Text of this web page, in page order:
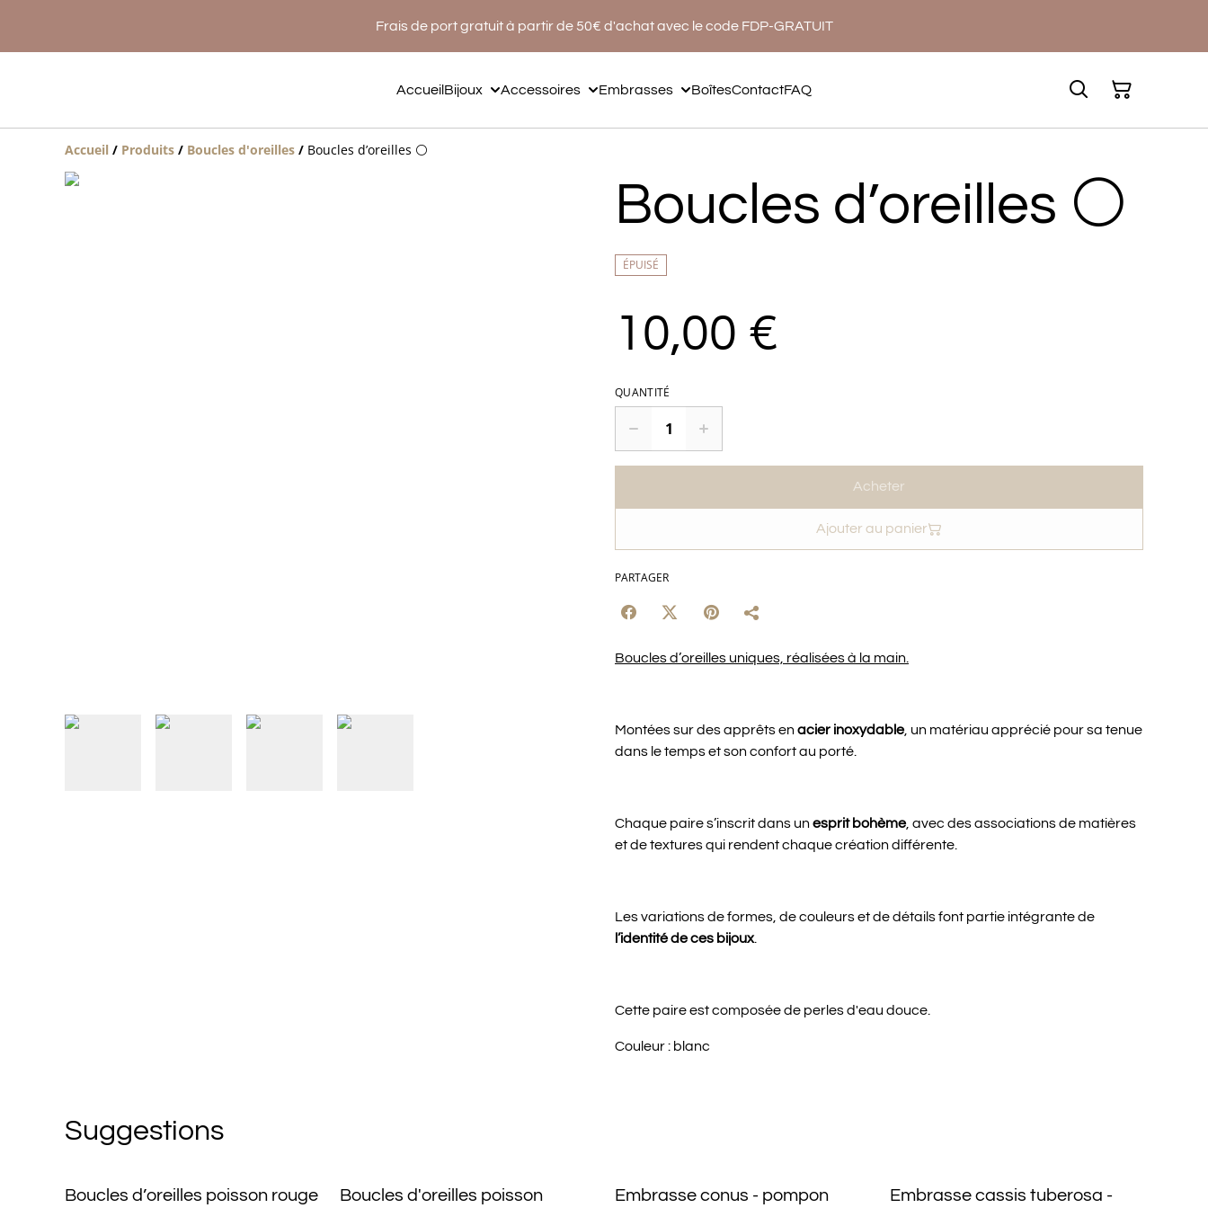
Frais de port gratuit à partir de 50€ d'achat avec le code FDP-GRATUIT
AccueilBijoux Accessoires Embrasses BoîtesContactFAQ
Accueil / Produits / Boucles d'oreilles / Boucles d’oreilles ⚪️
Boucles d’oreilles ⚪️
ÉPUISÉ
10,00 €
QUANTITÉ
Acheter
Ajouter au panier
PARTAGER
Boucles d’oreilles uniques, réalisées à la main.
Montées sur des apprêts enacier inoxydable, un matériau apprécié pour sa tenue
dans le temps et son confort au porté.
Chaque paire s’inscrit dans unesprit bohème, avec des associations de matières
et de textures qui rendent chaque création différente.
Les variations de formes, de couleurs et de détails font partie intégrante de
l’identité de ces bijoux.
Cette paire est composée de perles d'eau douce.
Couleur : blanc
Suggestions
Boucles d’oreilles poisson rouge Boucles d'oreilles poisson Embrasse conus - pompon Embrasse cassis tuberosa -